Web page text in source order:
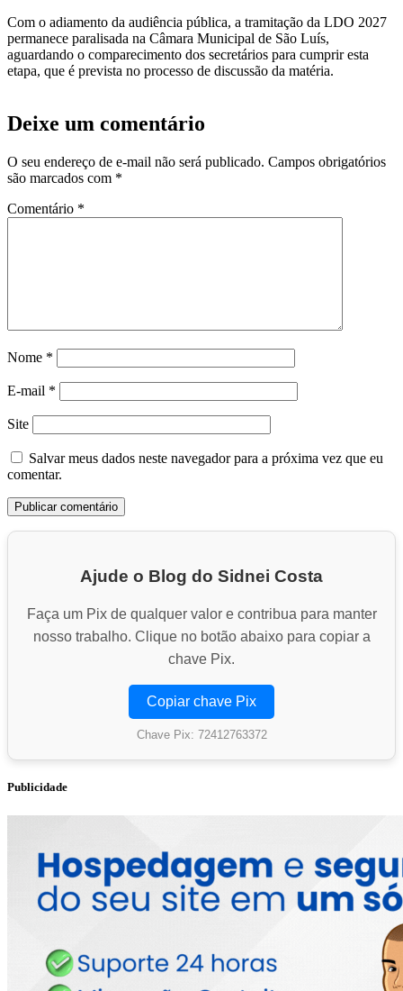
Com o adiamento da audiência pública, a tramitação da LDO 2027
permanece paralisada na Câmara Municipal de São Luís,
aguardando o comparecimento dos secretários para cumprir esta
etapa, que é prevista no processo de discussão da matéria.
Deixe um comentário
O seu endereço de e-mail não será publicado. Campos obrigatórios
são marcados com *
Comentário *
Nome *
E-mail *
Site
Salvar meus dados neste navegador para a próxima vez que eu
comentar.
Ajude o Blog do Sidnei Costa
Faça um Pix de qualquer valor e contribua para manter
nosso trabalho. Clique no botão abaixo para copiar a
chave Pix.
Copiar chave Pix
Chave Pix: 72412763372
Publicidade